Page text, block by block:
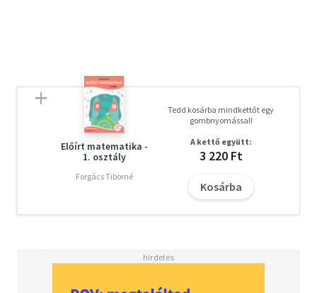
Előírt matematika -
1. osztály
Forgács Tiborné
Tedd kosárba mindkettőt egy
gombnyomással!
A kettő együtt:
3 220 Ft
Kosárba